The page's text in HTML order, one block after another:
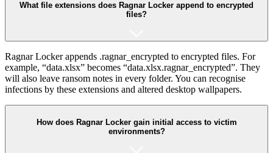
What file extensions does Ragnar Locker append to encrypted
files?
Ragnar Locker appends .ragnar_encrypted to encrypted files. For
example, “data.xlsx” becomes “data.xlsx.ragnar_encrypted”. They
will also leave ransom notes in every folder. You can recognise
infections by these extensions and altered desktop wallpapers.
How does Ragnar Locker gain initial access to victim
environments?